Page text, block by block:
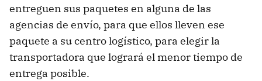
entreguen sus paquetes en alguna de las
agencias de envío, para que ellos lleven ese
paquete a su centro logístico, para elegir la
transportadora que logrará el menor tiempo de
entrega posible.